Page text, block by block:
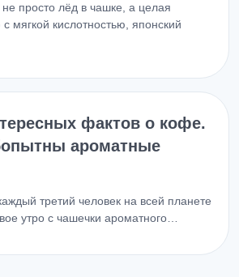
просто лёд в чашке, а целая
мягкой кислотностью, японский
фактов о кофе.
ароматные
третий человек на всей планете
утро с чашечки ароматного…